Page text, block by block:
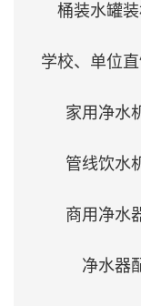
桶装水罐装
学校、单位
家用净水
管线饮水
商用净水
净水器